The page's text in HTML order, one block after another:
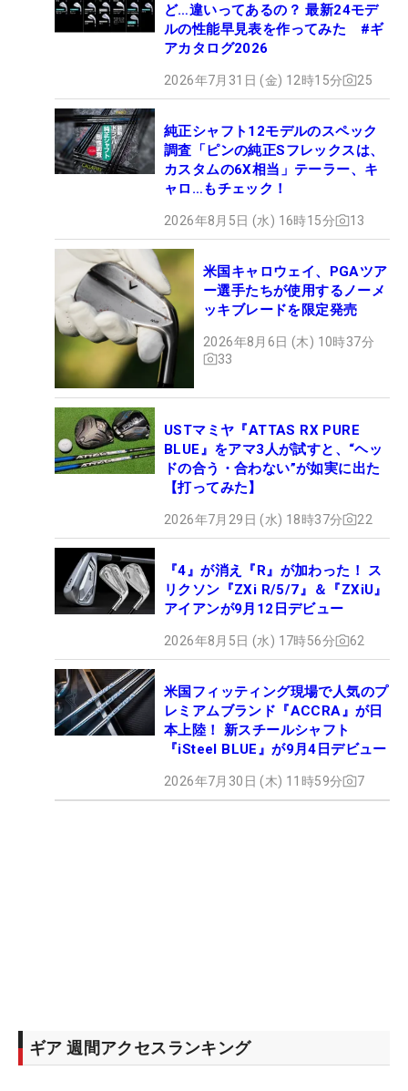
ど…違いってあるの？ 最新24モデ
ルの性能早見表を作ってみた #ギ
アカタログ2026
2026年7月31日 (金) 12時15分 25
純正シャフト12モデルのスペック
調査「ピンの純正Sフレックスは、
カスタムの6X相当」テーラー、キ
ャロ…もチェック！
2026年8月5日 (水) 16時15分 13
米国キャロウェイ、PGAツア
ー選手たちが使用するノーメ
ッキブレードを限定発売
2026年8月6日 (木) 10時37分
33
USTマミヤ『ATTAS RX PURE
BLUE』をアマ3人が試すと、“ヘッ
ドの合う・合わない”が如実に出た
【打ってみた】
2026年7月29日 (水) 18時37分 22
『4』が消え『R』が加わった！ ス
リクソン『ZXi R/5/7』＆『ZXiU』
アイアンが9月12日デビュー
2026年8月5日 (水) 17時56分 62
米国フィッティング現場で人気のプ
レミアムブランド『ACCRA』が日
本上陸！ 新スチールシャフト
『iSteel BLUE』が9月4日デビュー
2026年7月30日 (木) 11時59分 7
ギア 週間アクセスランキング